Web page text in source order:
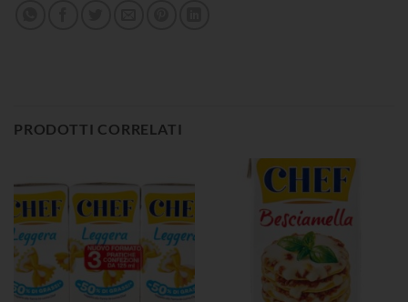
PRODOTTI CORRELATI